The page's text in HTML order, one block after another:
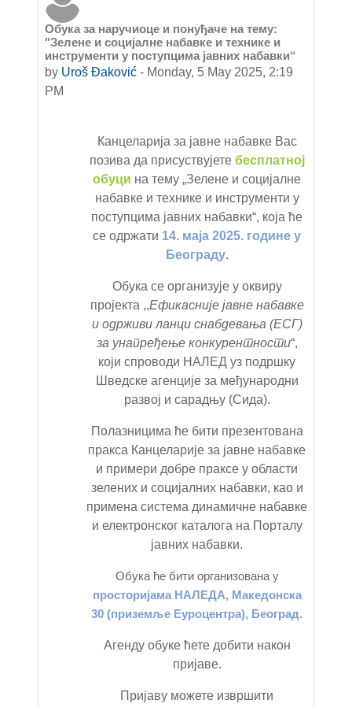
Обука за наручиоце и понуђаче на тему:
"Зелене и социјалне набавке и технике и
инструменти у поступцима јавних набавки“
by Uroš Đaković - Monday, 5 May 2025, 2:19
PM
Number of replies: 0
Канцеларија за јавне набавке Вас
позива да присуствујете бесплатној
обуци на тему „Зелене и социјалне
набавке и технике и инструменти у
поступцима јавних набавки“, која ће
се одржати 14. маја 2025. године у
Београду.
Обука се организује у оквиру
пројекта ,,Ефикасније јавне набавке
и одрживи ланци снабдевања (ЕСГ)
за унапређење конкурентности“,
који спроводи НАЛЕД уз подршку
Шведске агенције за међународни
развој и сарадњу (Сида).
Полазницима ће бити презентована
пракса Канцеларије за јавне набавке
и примери добре праксе у области
зелених и социјалних набавки, као и
примена система динамичне набавке
и електронског каталога на Порталу
јавних набавки.
Обука ће бити организована у
просторијама НАЛЕДА, Македонска
30 (приземље Еуроцентра), Београд.
Агенду обуке ћете добити након
пријаве.
Пријаву можете извршити